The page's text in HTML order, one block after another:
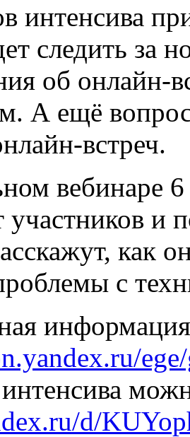
интенсива
следить за
об онлайн-
А ещё
встреч.
вебинаре
и
как
с
d/